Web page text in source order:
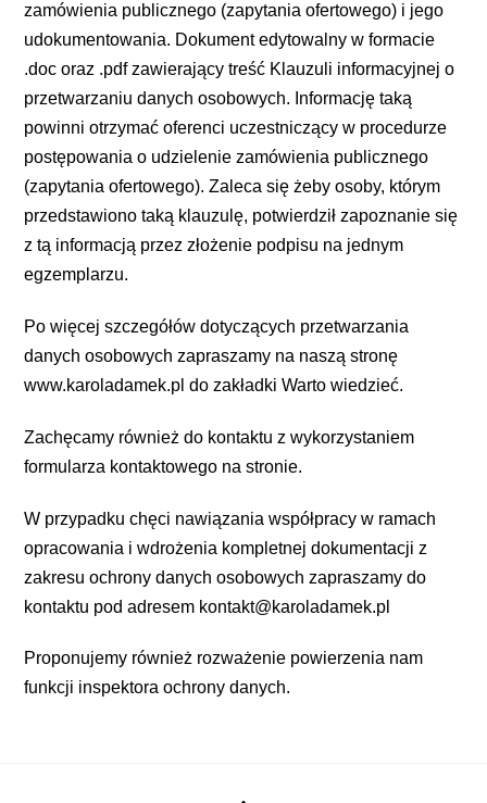
zamówienia publicznego (zapytania ofertowego) i jego
udokumentowania. Dokument edytowalny w formacie
.doc oraz .pdf zawierający treść Klauzuli informacyjnej o
przetwarzaniu danych osobowych. Informację taką
powinni otrzymać oferenci uczestniczący w procedurze
postępowania o udzielenie zamówienia publicznego
(zapytania ofertowego). Zaleca się żeby osoby, którym
przedstawiono taką klauzulę, potwierdził zapoznanie się
z tą informacją przez złożenie podpisu na jednym
egzemplarzu.
Po więcej szczegółów dotyczących przetwarzania
danych osobowych zapraszamy na naszą stronę
www.karoladamek.pl do zakładki Warto wiedzieć.
Zachęcamy również do kontaktu z wykorzystaniem
formularza kontaktowego na stronie.
W przypadku chęci nawiązania współpracy w ramach
opracowania i wdrożenia kompletnej dokumentacji z
zakresu ochrony danych osobowych zapraszamy do
kontaktu pod adresem kontakt@karoladamek.pl
Proponujemy również rozważenie powierzenia nam
funkcji inspektora ochrony danych.